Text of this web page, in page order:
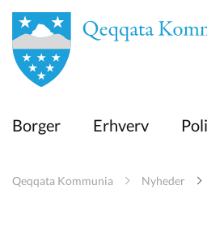
en
Borger
Erhverv
Politik
Borger Erhverv
Qeqqata Kommunia Nyheder